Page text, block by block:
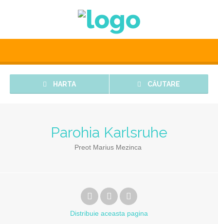
HARTA CĂUTARE
Parohia Karlsruhe
Preot Marius Mezinca
Distribuie aceasta pagina